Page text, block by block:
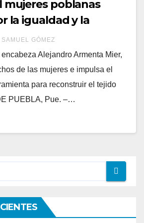
mujeres poblanas
la igualdad y la
SAMUEL GÓMEZ
Alejandro Armenta Mier,
de las mujeres e impulsa el
para reconstruir el tejido
PUEBLA, Pue. –…